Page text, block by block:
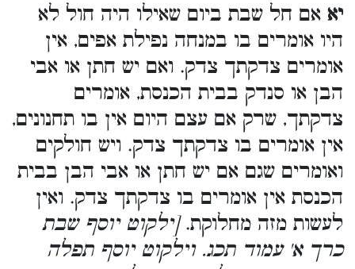
יא אם חל שבת ביום שאילו היה חול לא
היו אומרים בו במנחה נפילת אפים, אין
אומרים צדקתך צדק. ואם יש חתן או אבי
הבן או סנדק בבית הכנסת, אומרים
צדקתך, שרק אם עצם היום אין בו תחנונים,
אין אומרים בו צדקתך צדק. ויש חולקים
ואומרים שגם אם יש חתן או אבי הבן בבית
הכנסת אין אומרים בו צדקתך צדק. ואין
לעשות מזה מחלוקת.[ילקוט יוסף שבת
כרך א' עמוד תכג. וילקוט יוסף תפלה